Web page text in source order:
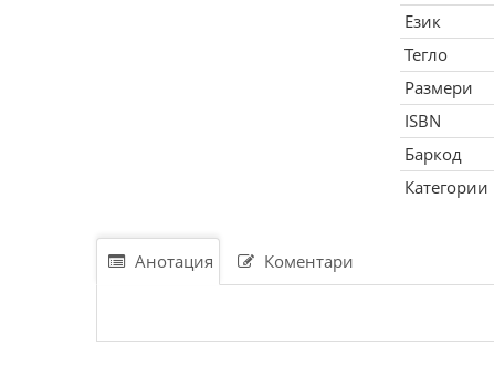
Език
Тегло
Размери
ISBN
Баркод
Категории
Анотация Коментари